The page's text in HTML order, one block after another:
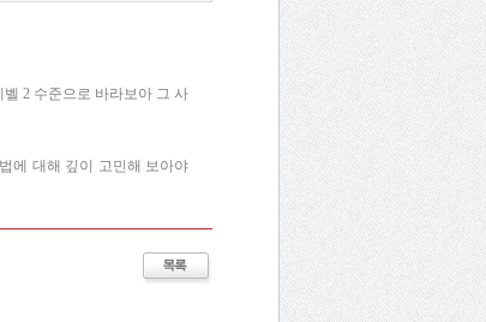
2 수준으로 바라보아 그 사
에 대해 깊이 고민해 보아야